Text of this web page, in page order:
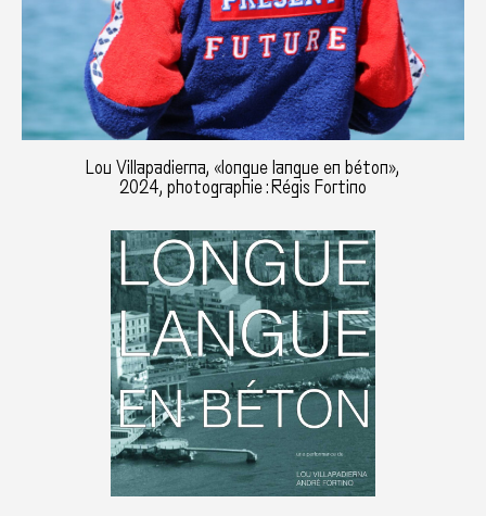
Lou Villapadierna, «longue langue en béton»,
2024, photographie : Régis Fortino